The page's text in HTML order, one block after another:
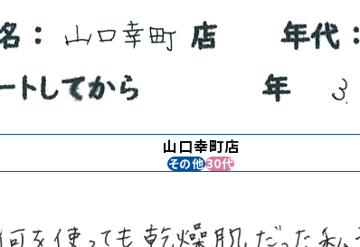
山口幸町店
その他30代